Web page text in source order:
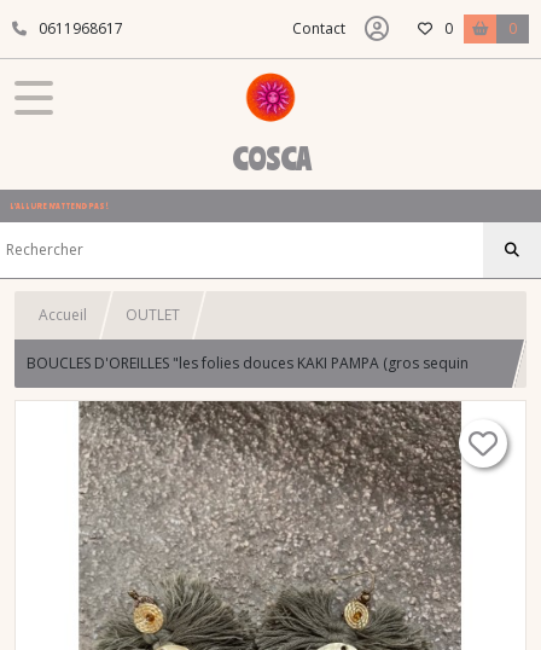
0611968617 Contact 0 0
COSCA
L'ALLURE N'ATTEND PAS !
Accueil OUTLET
BOUCLES D'OREILLES "les folies douces KAKI PAMPA (gros sequin
martelé et perle tchèque coquille st Jacques)